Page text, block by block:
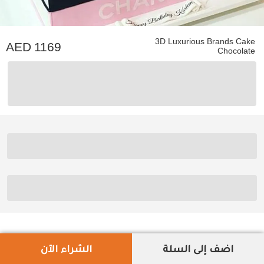
3D Luxurious Brands Cake
Chocolate
1169
اضف إلى السلة الشراء الآن